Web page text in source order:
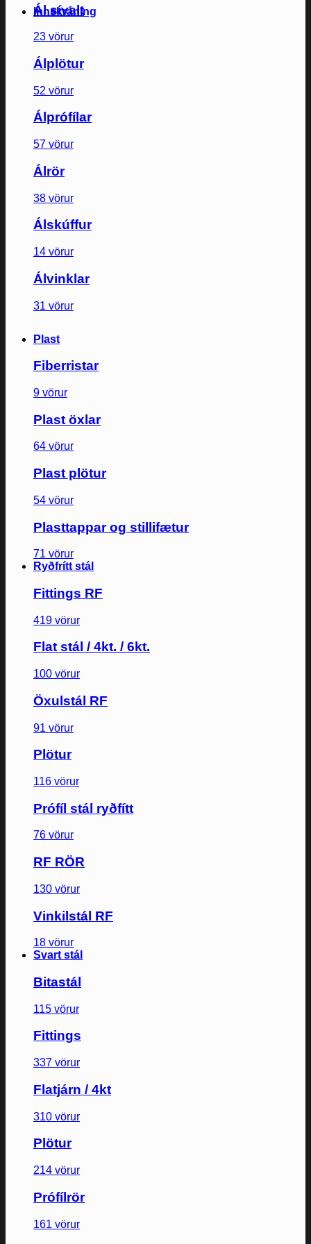
Innskráning
Ál sívalt
23 vörur
Álplötur
52 vörur
Álprófílar
57 vörur
Álrör
38 vörur
Álskúffur
14 vörur
Álvinklar
31 vörur
Plast
Fiberristar
9 vörur
Plast öxlar
64 vörur
Plast plötur
54 vörur
Plasttappar og stillifætur
71 vörur
Ryðfrítt stál
Fittings RF
419 vörur
Flat stál / 4kt. / 6kt.
100 vörur
Öxulstál RF
91 vörur
Plötur
116 vörur
Prófíl stál ryðfítt
76 vörur
RF RÖR
130 vörur
Vinkilstál RF
18 vörur
Svart stál
Bitastál
115 vörur
Fittings
337 vörur
Flatjárn / 4kt
310 vörur
Plötur
214 vörur
Prófílrör
161 vörur